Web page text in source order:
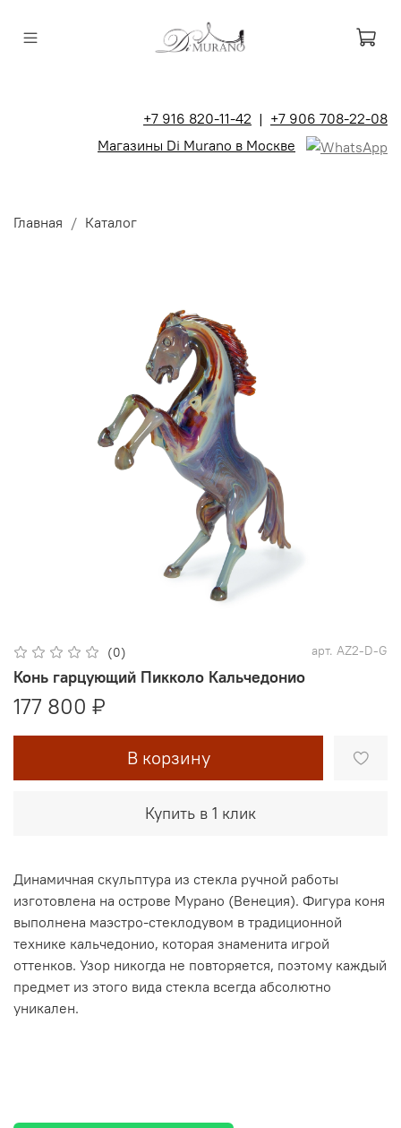
+7 916 820-11-42 | +7 906 708-22-08
Магазины Di Murano в Москве
Главная Каталог
(0) арт. AZ2-D-G
Конь гарцующий Пикколо Кальчедонио
177 800 ₽
В корзину
Купить в 1 клик
Динамичная скульптура из стекла ручной работы
изготовлена на острове Мурано (Венеция). Фигура коня
выполнена маэстро-стеклодувом в традиционной
технике кальчедонио, которая знаменита игрой
оттенков. Узор никогда не повторяется, поэтому каждый
предмет из этого вида стекла всегда абсолютно
уникален.